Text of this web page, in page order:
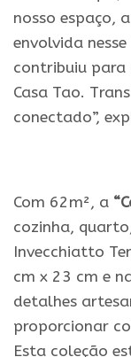
nosso espaço,
envolvida
contribuiu para
Casa Tao.
conectado”,
Com 62m², a
cozinha,
Invecchiatto
cm x 23 cm e
detalhes
proporcionar
Esta coleção